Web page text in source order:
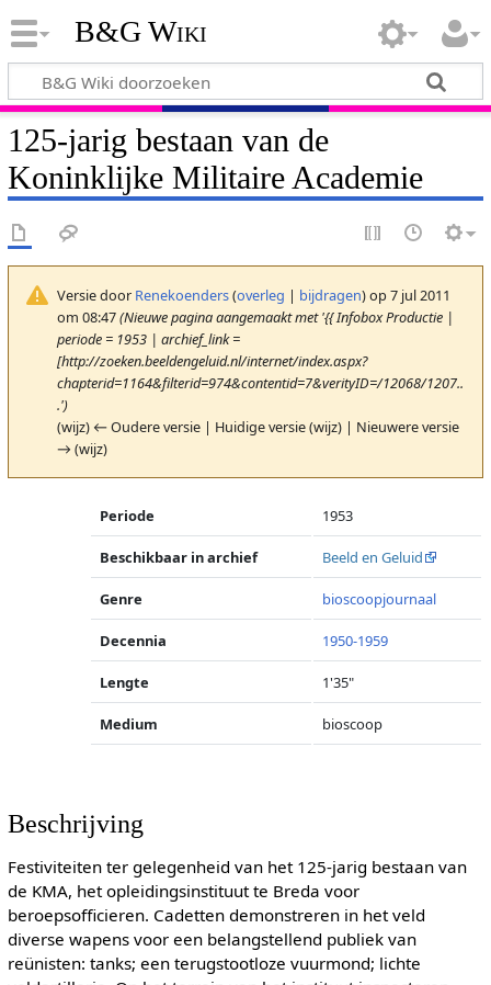
B&G Wiki
125-jarig bestaan van de
Koninklijke Militaire Academie
Versie door Renekoenders(overleg | bijdragen)op 7 jul 2011
om 08:47(Nieuwe pagina aangemaakt met '{{ Infobox Productie |
periode = 1953 | archief_link =
[http://zoeken.beeldengeluid.nl/internet/index.aspx?
chapterid=1164&filterid=974&contentid=7&verityID=/12068/1207..
.')
(wijz) ← Oudere versie | Huidige versie (wijz) | Nieuwere versie
→ (wijz)
Periode 1953
Beschikbaar in archief Beeld en Geluid
Genre bioscoopjournaal
Decennia 1950-1959
Lengte 1'35"
Medium bioscoop
Beschrijving
Festiviteiten ter gelegenheid van het 125-jarig bestaan van
de KMA, het opleidingsinstituut te Breda voor
beroepsofficieren. Cadetten demonstreren in het veld
diverse wapens voor een belangstellend publiek van
reünisten: tanks; een terugstootloze vuurmond; lichte